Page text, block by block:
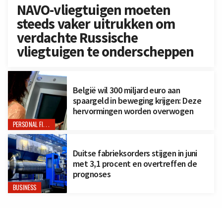
NAVO-vliegtuigen moeten
steeds vaker uitrukken om
verdachte Russische
vliegtuigen te onderscheppen
PERSONAL FINANCE
België wil 300 miljard euro aan
spaargeld in beweging krijgen: Deze
hervormingen worden overwogen
BUSINESS
Duitse fabrieksorders stijgen in juni
met 3,1 procent en overtreffen de
prognoses